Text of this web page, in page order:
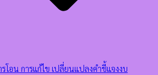
รโอน การแก้ไข เปลี่ยนแปลงคำชี้แจงงบ